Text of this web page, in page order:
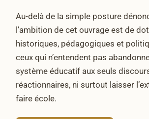
Au-delà de la simple posture
l’ambition de cet ouvrage est de
historiques, pédagogiques et
ceux qui n’entendent pas
système éducatif aux seuls
réactionnaires, ni surtout laisser
faire école.